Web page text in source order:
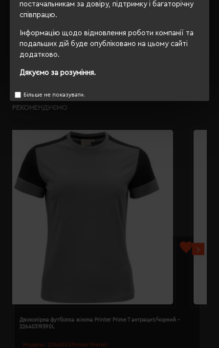
постачальникам за довіру, підтримку і багаторічну
співпрацю.
Інформацію щодо відновлення роботи компанії та
подальших дій буде опубліковано на цьому сайті
додатково.
Дякуємо за розуміння.
Більше не показувати.
ОПИС
ВІДГУКИ
РЕКОМЕНДУЄМО
Модель: 2264031(Printer Prime)
Двоколірна футболка жіноча Printer Prime T антрацит/чорний -
22640319390L